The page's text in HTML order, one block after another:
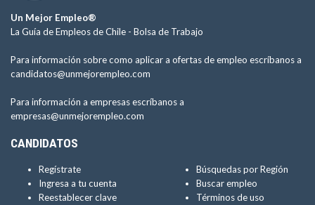
Un Mejor Empleo®
La Guía de Empleos de Chile - Bolsa de Trabajo
Para información sobre como aplicar a ofertas de empleo escríbanos a
candidatos@unmejorempleo.com
Para información a empresas escríbanos a
empresas@unmejorempleo.com
CANDIDATOS
Regístrate
Ingresa a tu cuenta
Reestablecer clave
Búsquedas por Región
Buscar empleo
Términos de uso